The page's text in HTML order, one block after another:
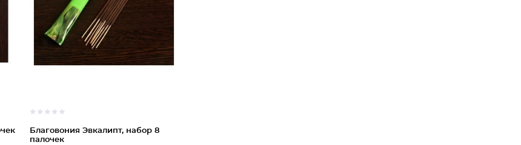
Благовония Эвкалипт, набор 8
палочек